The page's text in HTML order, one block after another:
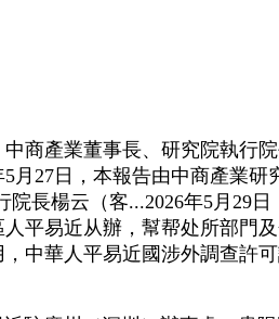
產業董事長、研究院執行
27日，本報告由中商產業
長楊云（客...2026年5月29
平易近从辦，幫帮处所部門
中華人平易近國涉外調查許